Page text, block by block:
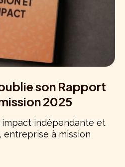
son Rapport
2025
indépendante et
entreprise à mission